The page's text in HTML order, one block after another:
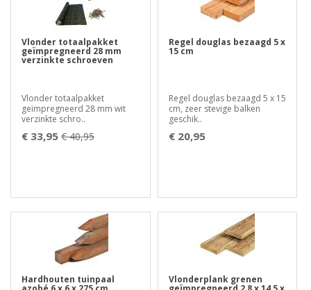
Vlonder totaalpakket
geïmpregneerd 28 mm
verzinkte schroeven
Vlonder totaalpakket
geïmpregneerd 28 mm wit
verzinkte schro..
€ 33,95 € 40,95
Regel douglas bezaagd 5 x
15 cm
Regel douglas bezaagd 5 x 15
cm, zeer stevige balken
geschik..
€ 20,95
Hardhouten tuinpaal Vlonderplank grenen